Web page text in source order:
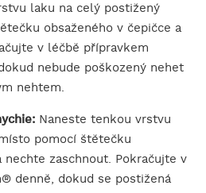
laku na celý postižený
obsaženého v čepičce a
v léčbě přípravkem
nebude poškozený nehet
nehtem.
Naneste tenkou vrstvu
pomocí štětečku
nechte zaschnout. Pokračujte v
denně, dokud se postižená